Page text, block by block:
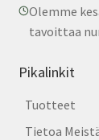
Olemme
tavoittaa
Pikalinkit
Tuotteet
Tietoa